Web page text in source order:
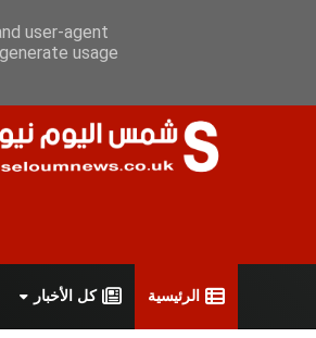
سياسة
الرئيسية كل الأخبار
user-agent
usage